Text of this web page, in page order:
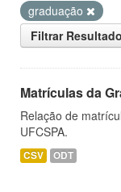
graduação
Filtrar
Matrículas da
Relação de
UFCSPA.
CSV ODT